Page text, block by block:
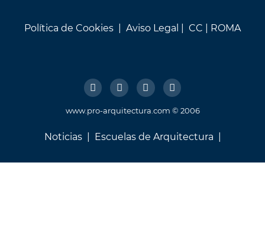
Política de Cookies Aviso Legal | CC | ROMA
www.pro-arquitectura.com © 2006
Noticias| Escuelas de Arquitectura